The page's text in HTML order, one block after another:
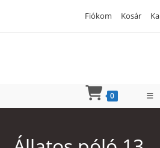
Fiókom Kosár
0